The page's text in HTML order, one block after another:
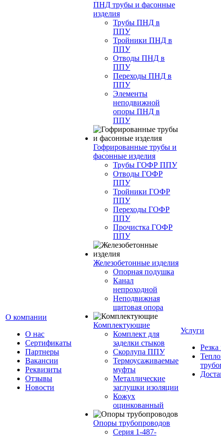
О компании
О нас
Сертификаты
Партнеры
Вакансии
Реквизиты
Отзывы
Новости
ПНД трубы и фасонные
изделия
Трубы ПНД в
ППУ
Тройники ПНД в
ППУ
Отводы ПНД в
ППУ
Переходы ПНД в
ППУ
Элементы
неподвижной
опоры ПНД в
ППУ
Гофрированные трубы и
фасонные изделия
Трубы ГОФР ППУ
Отводы ГОФР
ППУ
Тройники ГОФР
ППУ
Переходы ГОФР
ППУ
Прочистка ГОФР
ППУ
Железобетонные изделия
Опорная подушка
Канал
непроходной
Неподвижная
щитовая опора
Комплектующие
Комплект для
заделки стыков
Скорлупа ППУ
Термоусаживаемые
муфты
Металлические
заглушки изоляции
Кожух
оцинкованный
Опоры трубопроводов
Серия 1-487-
Услуги
Резка